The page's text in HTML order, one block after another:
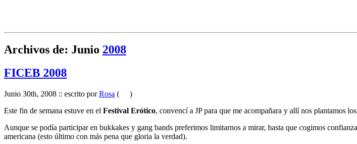
Archivos de: Junio 2008
FICEB 2008
Junio 30th, 2008 :: escrito porRosa (
)
Este fin de semana estuve en el Festival Erótico, convencí a JP para que me acompañara y allí nos plantamos
Aunque se podía participar en bukkakes y gang bands preferimos limitarnos a mirar, hasta que cogimos
americana (esto último con más pena que gloria la verdad).